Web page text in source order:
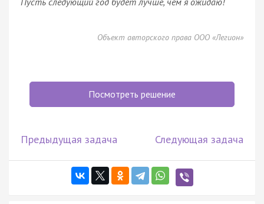
Объект авторского права ООО «Легион»
Посмотреть решение
Предыдущая задача Следующая задача